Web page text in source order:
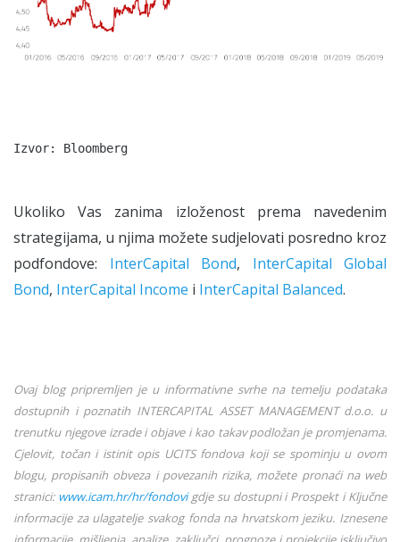
Izvor: Bloomberg
Ukoliko Vas zanima izloženost prema navedenim
strategijama, u njima možete sudjelovati posredno kroz
podfondove: InterCapital Bond, InterCapital Global
Bond, InterCapital Income i InterCapital Balanced.
Ovaj blog pripremljen je u informativne svrhe na temelju podataka
dostupnih i poznatih INTERCAPITAL ASSET MANAGEMENT d.o.o. u
trenutku njegove izrade i objave i kao takav podložan je promjenama.
Cjelovit, točan i istinit opis UCITS fondova koji se spominju u ovom
blogu, propisanih obveza i povezanih rizika, možete pronaći na web
stranici: www.icam.hr/hr/fondovigdje su dostupni i Prospekt i Ključne
informacije za ulagatelje svakog fonda na hrvatskom jeziku. Iznesene